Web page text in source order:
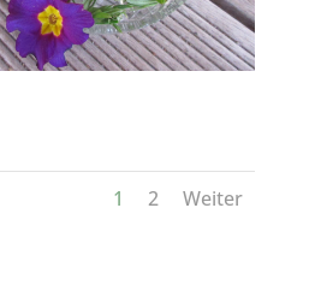
1 2 Weiter